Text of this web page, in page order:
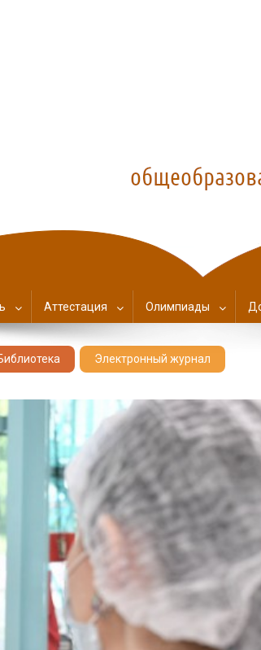
№1
Аттестация Олимпиады
Электронный журнал